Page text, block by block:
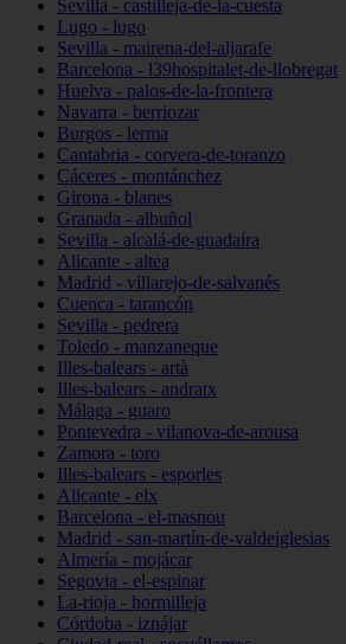
Sevilla - castilleja-de-la-cuesta
Lugo - lugo
Sevilla - mairena-del-aljarafe
Barcelona - l39hospitalet-de-llobregat
Huelva - palos-de-la-frontera
Navarra - berriozar
Burgos - lerma
Cantabria - corvera-de-toranzo
Cáceres - montánchez
Girona - blanes
Granada - albuñol
Sevilla - alcalá-de-guadaíra
Alicante - altea
Madrid - villarejo-de-salvanés
Cuenca - tarancón
Sevilla - pedrera
Toledo - manzaneque
Illes-balears - artà
Illes-balears - andratx
Málaga - guaro
Pontevedra - vilanova-de-arousa
Zamora - toro
Illes-balears - esporles
Alicante - elx
Barcelona - el-masnou
Madrid - san-martín-de-valdeiglesias
Almería - mojácar
Segovia - el-espinar
La-rioja - hormilleja
Córdoba - iznájar